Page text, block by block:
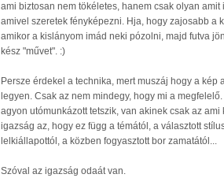
ami biztosan nem tökéletes, hanem csak olyan
amivel szeretek fényképezni. Hja, hogy zajosabb a
amikor a kislányom imád neki pózolni, majd futva
kész "művet". :)
Persze érdekel a technika, mert muszáj hogy a kép
legyen. Csak az nem mindegy, hogy mi a
agyon utómunkázott tetszik, van akinek csak az
igazság az, hogy ez függ a témától, a választott
lelkiállapottól, a közben fogyasztott bor zamatától...
Szóval az igazság odaát van.